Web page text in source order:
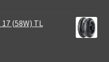
(58W) TL